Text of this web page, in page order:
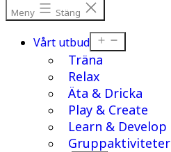
Meny Stäng
Vårt utbud
meny
Träna
Relax
Äta & Dricka
Play & Create
Learn & Develop
Gruppaktiviteter